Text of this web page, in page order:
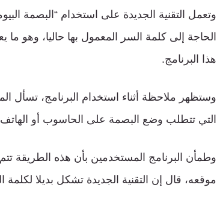
وتعمل التقنية الجديدة على استخدام “البصمة
الحاجة إلى كلمة السر المعمول بها حاليا، وهو
هذا البرنامج.
وستظهر ملاحظة أثناء استخدام البرنامج، تسأل
التي تتطلب وضع البصمة على الحاسوب أو
وطمأن البرنامج المستخدمين بأن هذه الطريقة
موقعه، قال إن التقنية الجديدة تشكل بديلا